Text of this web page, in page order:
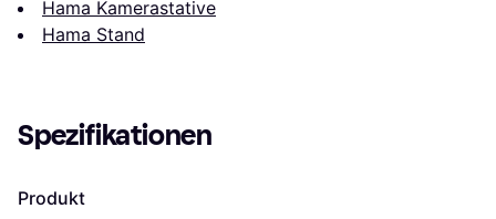
Hama Kamerastative
Hama Stand
Spezifikationen
Produkt